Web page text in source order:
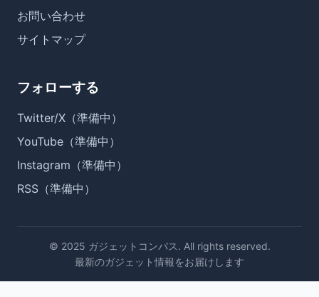
お問い合わせ
サイトマップ
フォローする
Twitter/X（準備中）
YouTube（準備中）
Instagram（準備中）
RSS（準備中）
© 2025 ガジェットコンパス. All rights reserved.
最新のガジェット情報をお届けします